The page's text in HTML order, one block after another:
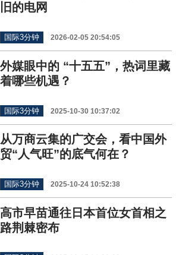
旧的电网
国际3分钟 2026-02-05 20:54:05
外媒眼中的 “十五五”，热词里藏
着哪些机遇？
国际3分钟 2025-10-30 10:37:02
从万商云集的广交会，看中国外
贸“人气旺”的底气何在？
国际3分钟 2025-10-24 10:52:38
高市早苗通往日本首位女首相之
路荆棘密布